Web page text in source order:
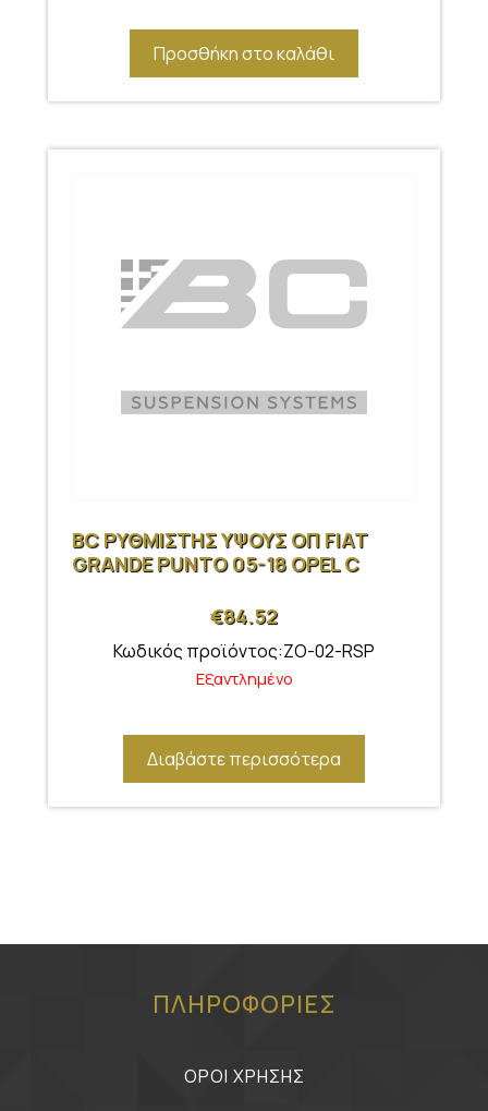
Προσθήκη στο καλάθι
BC ΡΥΘΜΙΣΤΗΣ ΥΨΟΥΣ ΟΠ FIAT
GRANDE PUNTO 05-18 OPEL C
€84.52
Κωδικός προϊόντος:ZO-02-RSP
Εξαντλημένο
Διαβάστε περισσότερα
ΠΛΗΡΟΦΟΡΙΕΣ
ΟΡΟΙ ΧΡΗΣΗΣ